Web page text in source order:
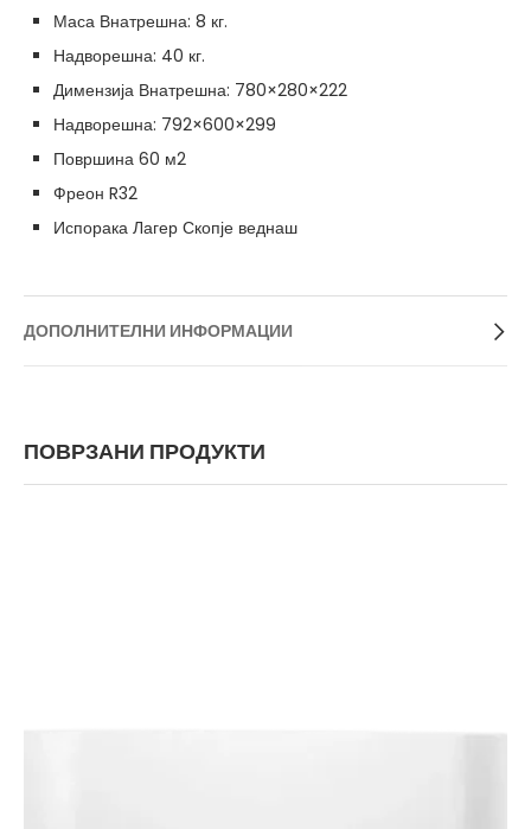
Маса Внатрешна: 8 кг.
Надворешна: 40 кг.
Димензија Внатрешна: 780×280×222
Надворешна: 792×600×299
Површина 60 м2
Фреон R32
Испорака Лагер Скопје веднаш
ДОПОЛНИТЕЛНИ ИНФОРМАЦИИ
ПОВРЗАНИ ПРОДУКТИ